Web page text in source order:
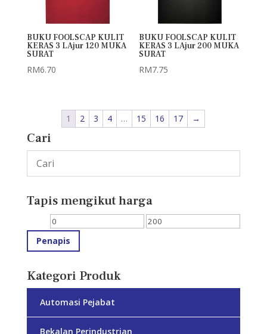
BUKU FOOLSCAP KULIT
KERAS 3 LAjur 120 MUKA
SURAT
RM6.70
BUKU FOOLSCAP KULIT
KERAS 3 LAjur 200 MUKA
SURAT
RM7.75
1 2 3 4 … 15 16 17 →
Cari
Tapis mengikut harga
Harga
min
Harga
Penapis
Kategori Produk
Automasi Pejabat
Bekalan Perindustrian